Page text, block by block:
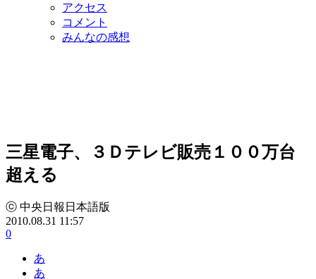
アクセス
コメント
みんなの感想
三星電子、３Ｄテレビ販売１００万台
超える
ⓒ 中央日報日本語版
2010.08.31 11:57
0
あ
あ